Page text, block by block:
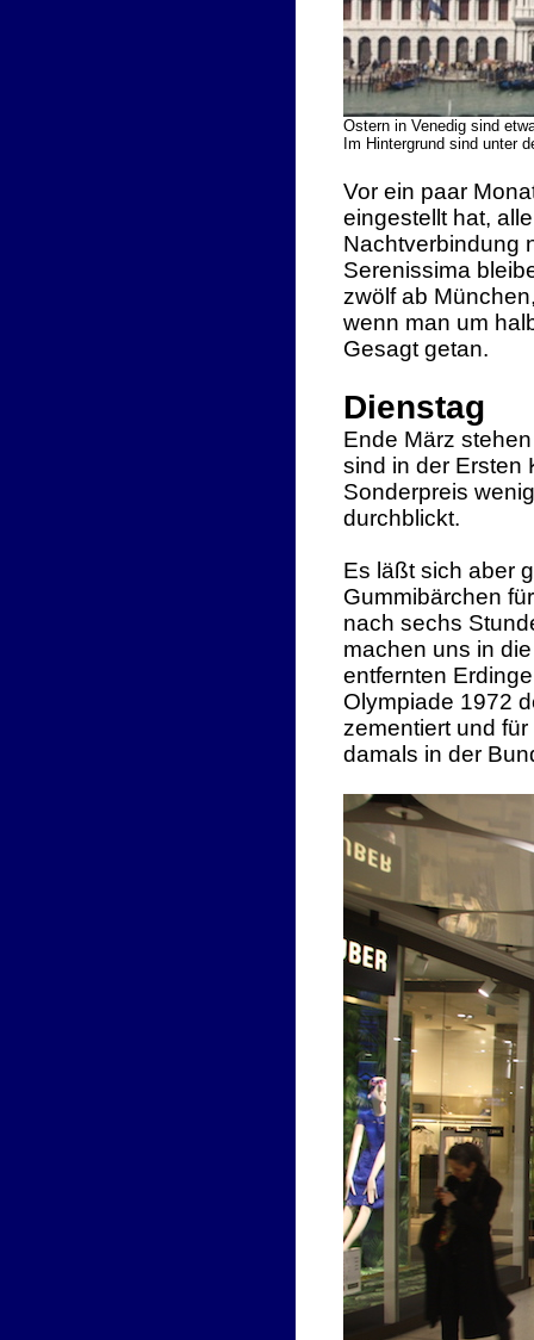
Ostern in Venedig sind
Im Hintergrund sind unter
Vor ein paar
eingestellt hat,
Nachtverbindung
Serenissima
zwölf ab
wenn man um
Gesagt getan.
Dienstag
Ende März
sind in der Ersten
Sonderpreis
durchblickt.
Es läßt sich aber
Gummibärchen
nach sechs
machen uns in
entfernten
Olympiade 1972
zementiert und
damals in der